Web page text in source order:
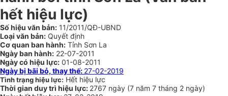
hết hiệu lực)
Số hiệu văn bản: 11/2011/QĐ-UBND
Loại văn bản: Quyết định
Cơ quan ban hành: Tỉnh Sơn La
Ngày ban hành: 22-07-2011
Ngày có hiệu lực: 01-08-2011
Ngày bị bãi bỏ, thay thế: 27-02-2019
Tình trạng hiệu lực: Hết hiệu lực
Thời gian duy trì hiệu lực: 2767 ngày (7 năm 7 tháng 2 ngày)